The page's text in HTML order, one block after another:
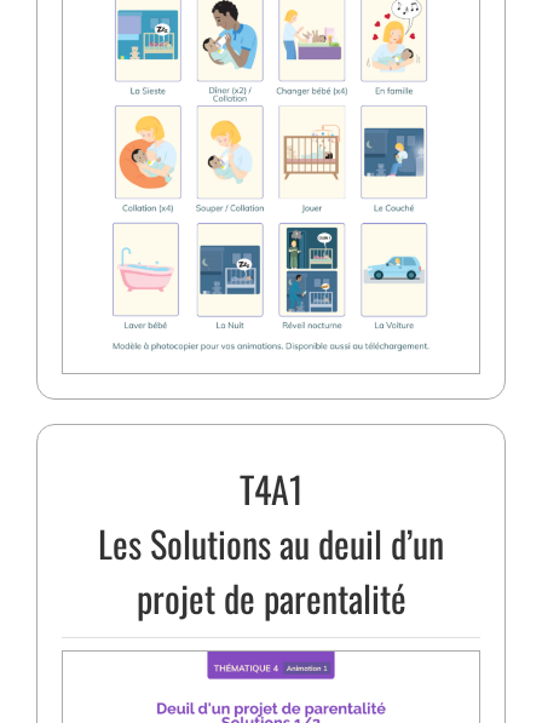
T4A1
Les Solutions au deuil d’un
projet de parentalité